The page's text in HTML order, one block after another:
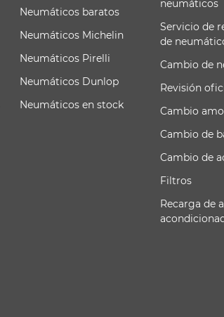
Neumáticos baratos
Neumáticos Michelin
Neumáticos Pirelli
Neumáticos Dunlop
Neumáticos en stock
neumáticos
Servicio de
de
Cambio de
Revisión
Cambio
Cambio de
Cambio de
Filtros
Recarga de